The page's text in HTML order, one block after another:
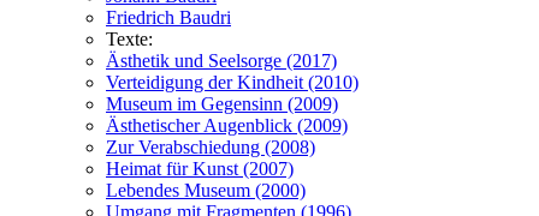
Friedrich Baudri
Texte:
Ästhetik und Seelsorge (2017)
Verteidigung der Kindheit (2010)
Museum im Gegensinn (2009)
Ästhetischer Augenblick (2009)
Zur Verabschiedung (2008)
Heimat für Kunst (2007)
Lebendes Museum (2000)
Umgang mit Fragmenten (1996)